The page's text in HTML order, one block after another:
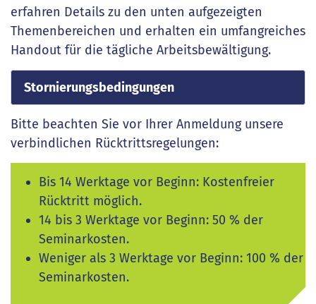
erfahren Details zu den unten aufgezeigten
Themenbereichen und erhalten ein umfangreiches
Handout für die tägliche Arbeitsbewältigung.
Stornierungsbedingungen
Bitte beachten Sie vor Ihrer Anmeldung unsere
verbindlichen Rücktrittsregelungen:
Bis 14 Werktage vor Beginn: Kostenfreier
Rücktritt möglich.
14 bis 3 Werktage vor Beginn: 50 % der
Seminarkosten.
Weniger als 3 Werktage vor Beginn: 100 % der
Seminarkosten.